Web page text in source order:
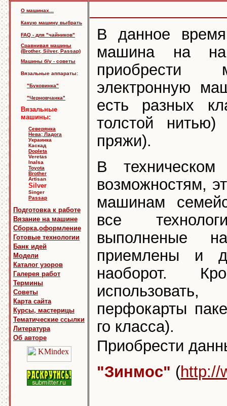
О машинах...
Какую машину выбрать
FAQ - для "чайников"
Сравнивая машины
(Brother, Silver, Passap)
Машины б/у - советы
Вязальные аппараты:
"Буковинка"
"Черновчанка"
Вязальные
машины:
Северянка
Нева; Ладога
Украинка
Каскад
Dopleta
Veretas
Inalsa
Toyota
Brother
Artisan
Silver
Singer
Passap
Подготовка к работе
Вязание на машине
Сборка,оформление
Готовые технологии
Банк идей
Модели
Каталог узоров
Галерея работ
Термины
Советы
Карта сайта
Курсы, мастерицы
Тематические ссылки
Литература
Об авторе
В данное
машина на
приобрести
электронную
есть разных
толстой
пряжи).
В
возможностям,
машинам
все
выполненые
приемлены и
наоборот.
перфокарты
го класса).
Приобрести
"Зинмос" (http://